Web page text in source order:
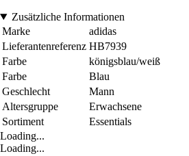
Zusätzliche Informationen
Marke
adidas
Lieferantenreferenz HB7939
Farbe
königsblau/weiß
Farbe
Blau
Geschlecht
Mann
Altersgruppe
Erwachsene
Sortiment
Essentials
Loading...
Loading...